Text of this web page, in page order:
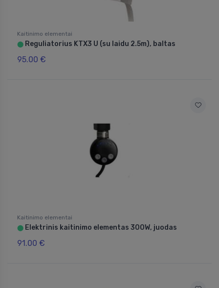
Kaitinimo elementai
⬤ Reguliatorius KTX3 U (su laidu 2.5m), baltas
95.00 €
Kaitinimo elementai
⬤ Elektrinis kaitinimo elementas 300W, juodas
91.00 €